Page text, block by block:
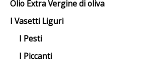
Olio Extra Vergine di oliva
I Vasetti Liguri
I Pesti
I Piccanti